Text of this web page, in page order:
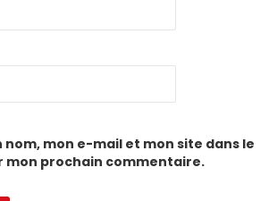
mon e-mail et mon site dans le
mon prochain commentaire.